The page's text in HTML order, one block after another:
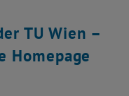
auflisten
TU Wien –
Homepage